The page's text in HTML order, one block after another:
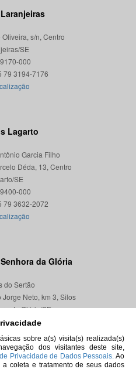
sobre a(s) visita(s) realizada(s)
dos visitantes deste site,
Privacidade de Dados Pessoais. Ao
coleta e tratamento de seus dados
s/n, Centro
SE
000
Lagarto
Garcia Filho
Déda, 13, Centro
SE
000
da Glória
do Sertão
Neto, km 3, Silos
da Glória/SE
000